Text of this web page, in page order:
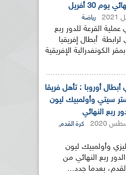
يوم 30 أفريل
رياضة
القرعة للدور ربع
لرابطة أبطال إفريقيا
الجمعة 30 أفريل بمقر الكونفدرالية الإفريقية
أبطال أوروبا : تأهل فريقا
سيتي وأولمبيك ليون
ربع النهائي
كرة القدم,
وأولمبيك ليون
ربع النهائي من
بعدما جدد...